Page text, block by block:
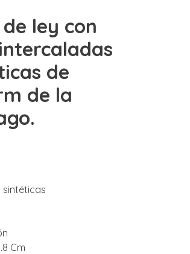
ley con
de
de la
sintéticas
Cm